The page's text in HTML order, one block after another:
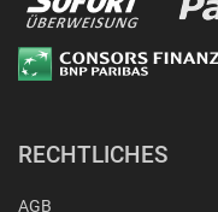
RECHTLICHES
AGB